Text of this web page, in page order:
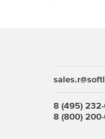
8 (495)
8 (800)